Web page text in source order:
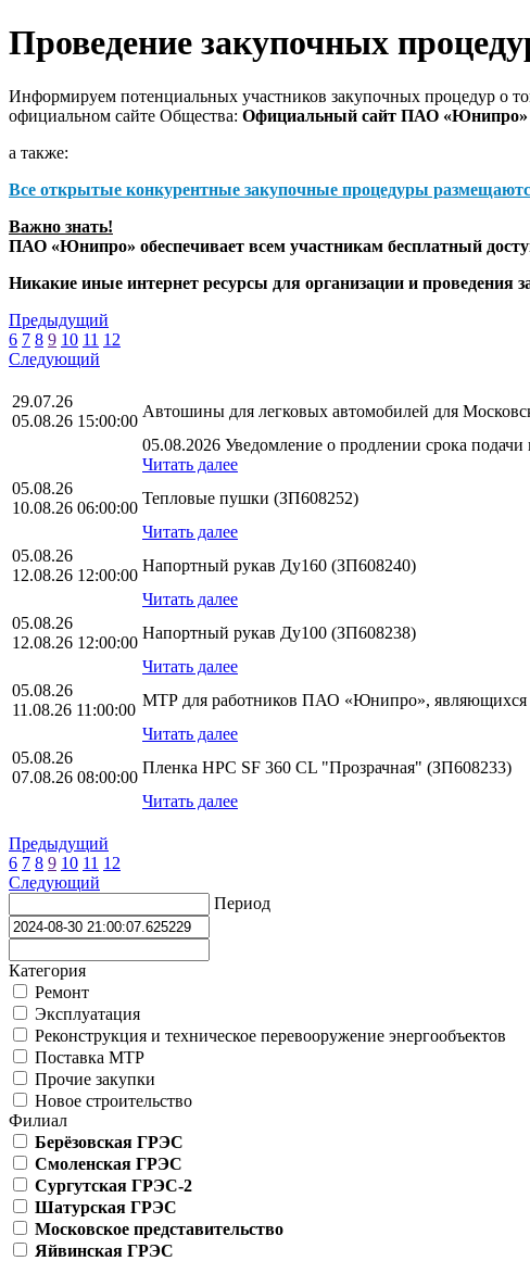
Проведение закупочных
Информируем потенциальных участников закупочных процедур о
официальном сайте Общества: Официальный сайт ПАО «Юнипро»
а также:
Все открытые конкурентные закупочные процедуры
Важно знать!
ПАО «Юнипро» обеспечивает всем участникам бесплатный
Никакие иные интернет ресурсы для организации и
Предыдущий
6 7 8 9 10 11 12
Следующий
29.07.26
05.08.26 15:00:00
Автошины для легковых автомобилей для
05.08.2026 Уведомление о продлении срока
Читать далее
05.08.26
10.08.26 06:00:00
Тепловые пушки (ЗП608252)
Читать далее
05.08.26
12.08.26 12:00:00
Напортный рукав Ду160 (ЗП608240)
Читать далее
05.08.26
12.08.26 12:00:00
Напортный рукав Ду100 (ЗП608238)
Читать далее
05.08.26
11.08.26 11:00:00
МТР для работников ПАО «Юнипро»,
Читать далее
05.08.26
07.08.26 08:00:00
Пленка HPС SF 360 CL "Прозрачная" (ЗП608233)
Читать далее
Предыдущий
6 7 8 9 10 11 12
Следующий
Период
Категория
Ремонт
Эксплуатация
Реконструкция и техническое перевооружение энергообъектов
Поставка МТР
Прочие закупки
Новое строительство
Филиал
Берёзовская ГРЭС
Смоленская ГРЭС
Сургутская ГРЭС-2
Шатурская ГРЭС
Московское представительство
Яйвинская ГРЭС